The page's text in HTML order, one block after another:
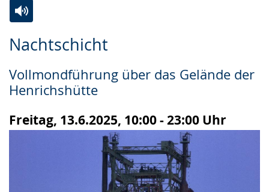
Nachtschicht
Vollmondführung über das Gelände der
Henrichshütte
Freitag, 13.6.2025, 10:00 - 23:00 Uhr
Leichten
wechseln.
Audio-
Video
Deutscher
wird